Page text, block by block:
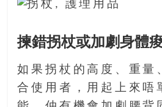
揀錯拐杖或加劇身體
如果拐杖的高度、重量
合使用者，用起上來唔